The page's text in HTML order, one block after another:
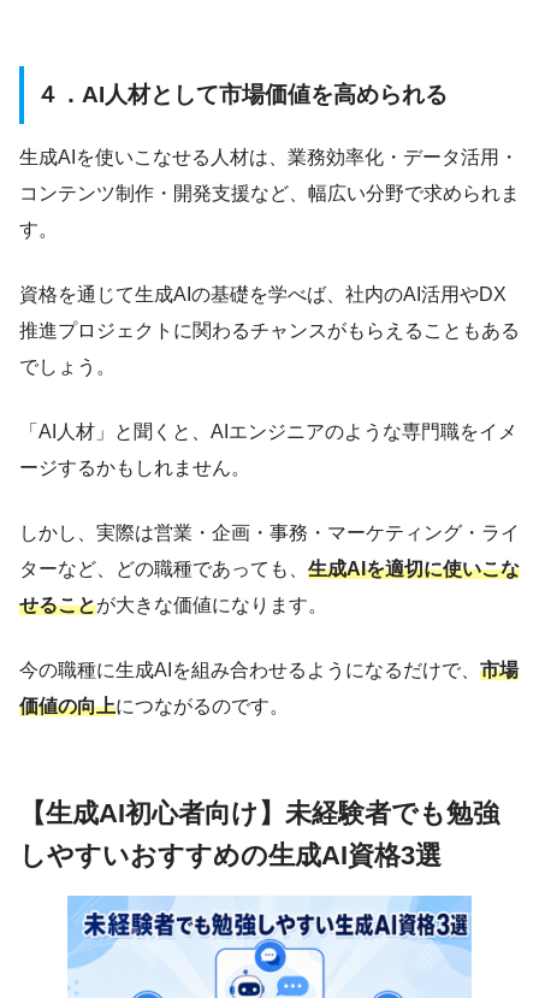
４．AI人材として市場価値を高められる
生成AIを使いこなせる人材は、業務効率化・データ活用・
コンテンツ制作・開発支援など、幅広い分野で求められま
す。
資格を通じて生成AIの基礎を学べば、社内のAI活用やDX
推進プロジェクトに関わるチャンスがもらえることもある
でしょう。
「AI人材」と聞くと、AIエンジニアのような専門職をイメ
ージするかもしれません。
しかし、実際は営業・企画・事務・マーケティング・ライ
ターなど、どの職種であっても、 生成AIを適切に使いこな
せることが大きな価値になります。
今の職種に生成AIを組み合わせるようになるだけで、 市場
価値の向上につながるのです。
【生成AI初心者向け】未経験者でも勉強
しやすいおすすめの生成AI資格3選